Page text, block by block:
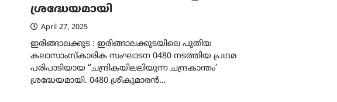
ശ്രദ്ധേയമായി
April 27, 2025
ഇരിങ്ങാലക്കുട : ഇരിങ്ങാലക്കുടയിലെ പുതിയ
കലാസാംസ്കാരിക സംഘാടന 0480 നടത്തിയ പ്രഥമ
പരിപാടിയായ “ചന്ദ്രികയിലലിയുന്ന ചന്ദ്രകാന്തം’
ശ്രദ്ധേയമായി. 0480 ശ്രീകുമാരൻ…